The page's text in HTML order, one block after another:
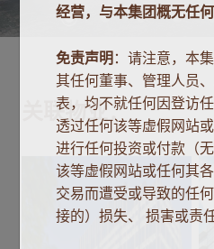
关联物业：
经营，与本集团概无任何
免责声明：请注意，本
其任何董事、管理人员
表，均不就任何因登访
透过任何该等虚假网站
进行任何投资或付款（
该等虚假网站或任何其
交易而遭受或导致的任
接的）损失、 损害或责